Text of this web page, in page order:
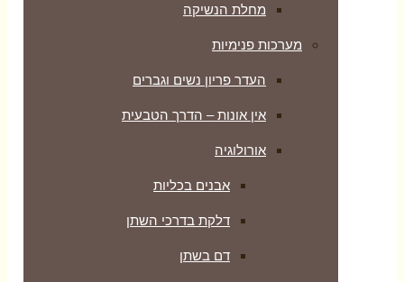
מחלת הנשיקה
מערכות פנימיות
העדר פריון נשים וגברים
אין אונות – הדרך הטבעית
אורולוגיה
אבנים בכליות
דלקת בדרכי השתן
דם בשתן